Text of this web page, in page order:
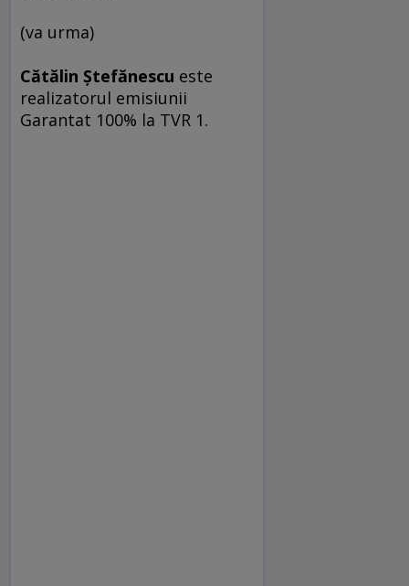
(va urma)
Cătălin Ştefănescu este
realizatorul emisiunii
Garantat 100% la TVR 1.